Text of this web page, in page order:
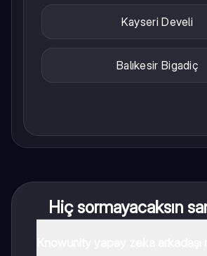
Kayseri Develi
Balıkesir Bigadiç
Hiç sormayacaksın